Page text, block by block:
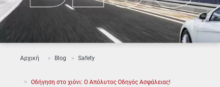
Αρχική Blog Safety
Οδήγηση στο χιόνι: Ο Απόλυτος Οδηγός Ασφάλειας!